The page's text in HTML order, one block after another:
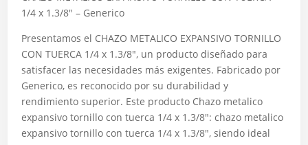
1/4 x 1.3/8″ – Generico
Presentamos el CHAZO METALICO EXPANSIVO TORNILLO
CON TUERCA 1/4 x 1.3/8″, un producto diseñado para
satisfacer las necesidades más exigentes. Fabricado por
Generico, es reconocido por su durabilidad y
rendimiento superior. Este producto Chazo metalico
expansivo tornillo con tuerca 1/4 x 1.3/8″: chazo metalico
expansivo tornillo con tuerca 1/4 x 1.3/8″, siendo ideal